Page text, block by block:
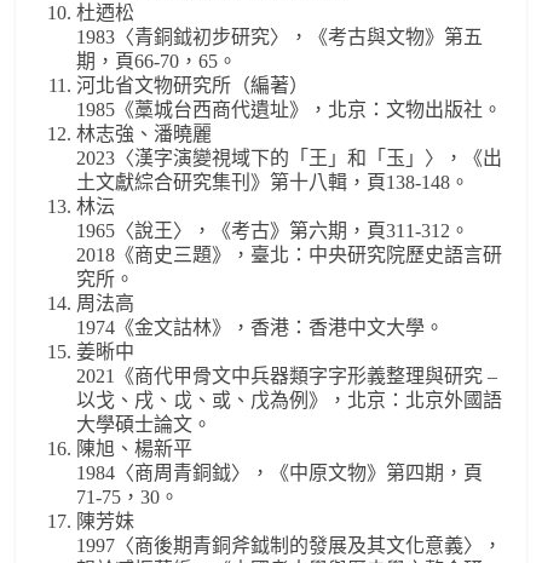
杜迺松
1983〈青銅鉞初步研究〉，《考古與文物》第五
期，頁66-70，65。
河北省文物研究所（編著）
1985《藁城台西商代遺址》，北京：文物出版社。
林志強、潘曉麗
2023〈漢字演變視域下的「王」和「玉」〉，《出
土文獻綜合研究集刊》第十八輯，頁138-148。
林沄
1965〈說王〉，《考古》第六期，頁311-312。
2018《商史三題》，臺北：中央研究院歷史語言研
究所。
周法高
1974《金文詁林》，香港：香港中文大學。
姜晰中
2021《商代甲骨文中兵器類字字形義整理與研究 –
以戈、戌、戉、或、戊為例》，北京：北京外國語
大學碩士論文。
陳旭、楊新平
1984〈商周青銅鉞〉，《中原文物》第四期，頁
71-75，30。
陳芳妹
1997〈商後期青銅斧鉞制的發展及其文化意義〉，